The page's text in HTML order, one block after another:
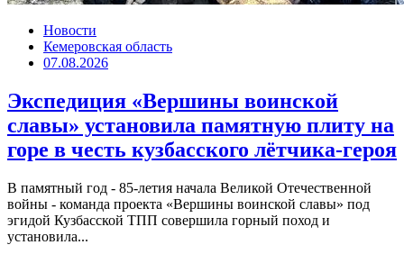
Новости
Кемеровская область
07.08.2026
Экспедиция «Вершины воинской
славы» установила памятную плиту на
горе в честь кузбасского лётчика-героя
В памятный год - 85-летия начала Великой Отечественной
войны - команда проекта «Вершины воинской славы» под
эгидой Кузбасской ТПП совершила горный поход и
установила...